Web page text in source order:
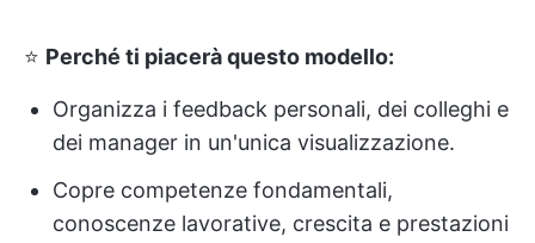
⭐ Perché ti piacerà questo modello:
Organizza i feedback personali, dei colleghi e
dei manager in un'unica visualizzazione.
Copre competenze fondamentali,
conoscenze lavorative, crescita e prestazioni